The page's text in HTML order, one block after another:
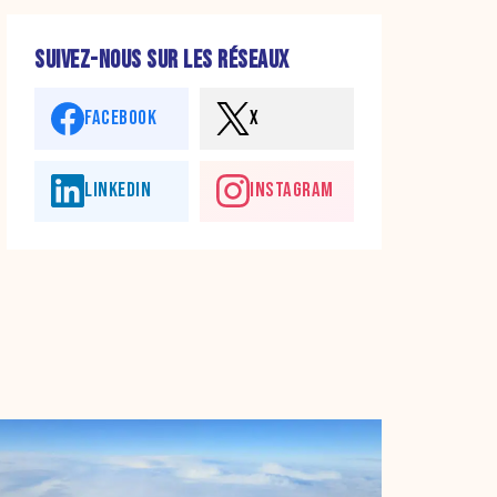
SUIVEZ-NOUS SUR LES RÉSEAUX
FACEBOOK X
LINKEDIN INSTAGRAM